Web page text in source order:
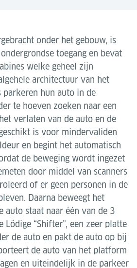
onder het gebouw, is
toegang en bevat
welke geheel zijn
architectuur van het
parkeren hun auto in de
te hoeven zoeken naar een
verlaten van de auto en de
is voor mindervaliden
en begint het automatisch
de beweging wordt ingezet
door middel van scanners
of er geen personen in de
Daarna beweegt het
auto staat naar één van de 3
Lödige “Shifter”, een zeer platte
de auto en pakt de auto op bij
de auto van het platform
en uiteindelijk in de parkeer